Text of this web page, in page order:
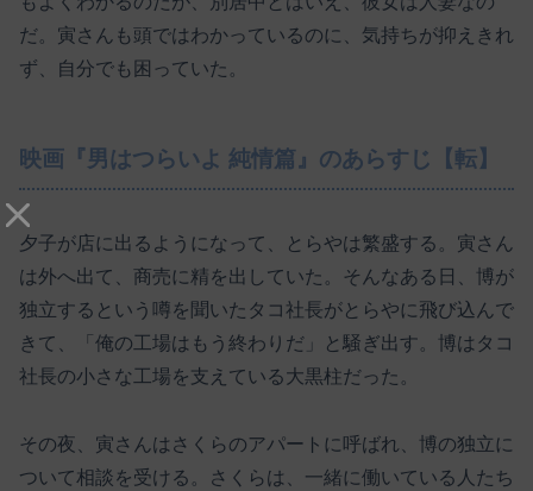
だ。寅さんも頭ではわかっているのに、気持ちが抑えきれ
ず、自分でも困っていた。
映画『男はつらいよ 純情篇』のあらすじ【転】
夕子が店に出るようになって、とらやは繁盛する。寅さん
は外へ出て、商売に精を出していた。そんなある日、博が
独立するという噂を聞いたタコ社長がとらやに飛び込んで
きて、「俺の工場はもう終わりだ」と騒ぎ出す。博はタコ
社長の小さな工場を支えている大黒柱だった。
その夜、寅さんはさくらのアパートに呼ばれ、博の独立に
ついて相談を受ける。さくらは、一緒に働いている人たち